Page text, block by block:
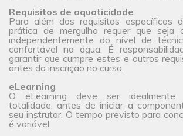
Requisitos de aquaticidade
Para além dos requisitos específicos
prática de mergulho requer que seja
independentemente do nível de
confortável na água. É
garantir que cumpre estes e outros
antes da inscrição no curso.
eLearning
O eLearning deve ser idealmente
totalidade, antes de iniciar a
seu instrutor. O tempo previsto para
é variável.